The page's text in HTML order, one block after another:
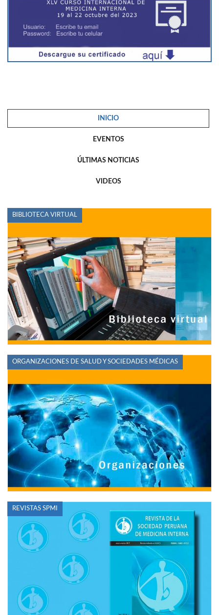
INICIO
EVENTOS
ÚLTIMAS NOTICIAS
VIDEOS
BIBLIOTECA VIRTUAL
ORGANIZACIONES DE SALUD Y SOCIEDADES MÉDICAS
REVISTAS SPMI